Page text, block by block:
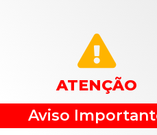
ferramenta que
para representantes
o seu negócio
tê-lo como seu!
pode contribuir para
comercial?
ATENÇÃO
Aviso